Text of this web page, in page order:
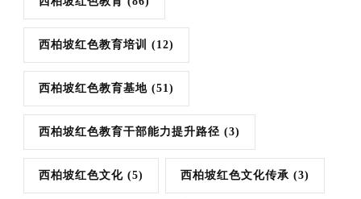
西柏坡红色教育培训 (12)
西柏坡红色教育基地 (51)
西柏坡红色教育干部能力提升路径 (3)
西柏坡红色文化 (5) 西柏坡红色文化传承 (3)